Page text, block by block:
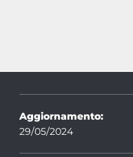
Aggiornamento:
29/05/2024